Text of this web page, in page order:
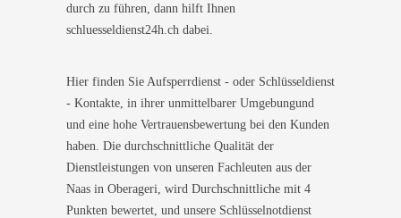
durch zu führen, dann hilft Ihnen
schluesseldienst24h.ch dabei.
Hier finden Sie Aufsperrdienst - oder Schlüsseldienst
- Kontakte, in ihrer unmittelbarer Umgebungund
und eine hohe Vertrauensbewertung bei den Kunden
haben. Die durchschnittliche Qualität der
Dienstleistungen von unseren Fachleuten aus der
Naas in Oberageri, wird Durchschnittliche mit 4
Punkten bewertet, und unsere Schlüsselnotdienst